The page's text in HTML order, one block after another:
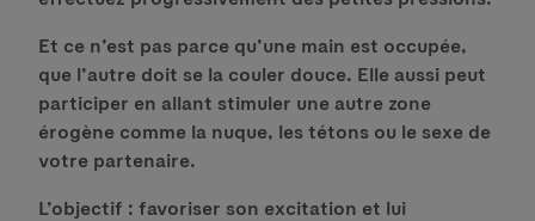
Et ce n’est pas parce qu’une main est occupée,
que l’autre doit se la couler douce. Elle aussi peut
participer en allant stimuler une autre zone
érogène comme la nuque, les tétons ou le sexe de
votre partenaire.
L’objectif : favoriser son excitation et lui